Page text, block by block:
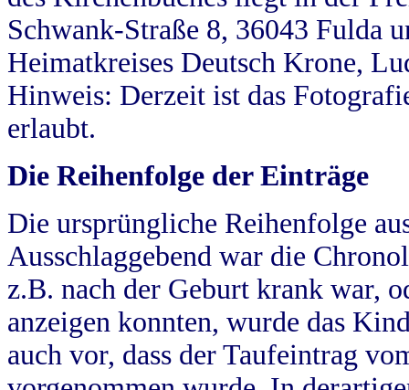
Schwank-Straße 8, 36043 Fulda
Heimatkreises Deutsch Krone,
Hinweis: Derzeit ist das
erlaubt.
Die Reihenfolge der Einträge
Die ursprüngliche Reihenfolge
Ausschlaggebend war die
z.B. nach der Geburt krank war,
anzeigen konnten, wurde das
auch vor, dass der Taufeintrag